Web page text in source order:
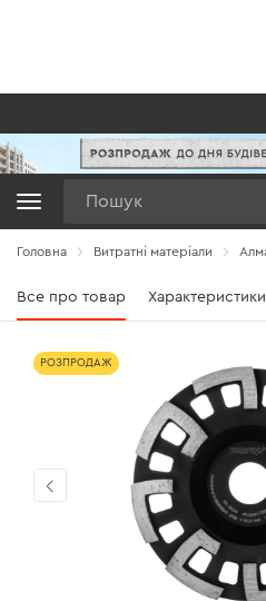
Головна Витратні матеріали
Все про товар Характеристики
РОЗПРОДАЖ